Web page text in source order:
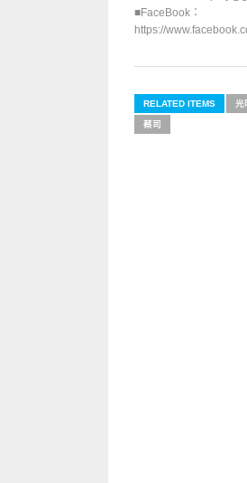
■FaceBook：
https://
RELATED ITEMS 光
蔡司